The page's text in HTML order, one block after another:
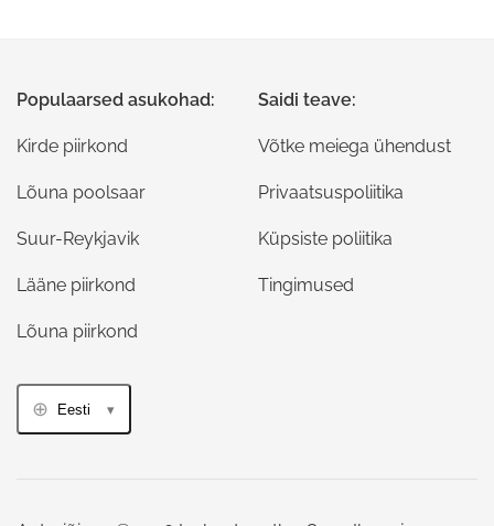
Populaarsed asukohad:
Kirde piirkond
Lõuna poolsaar
Suur-Reykjavik
Lääne piirkond
Lõuna piirkond
Saidi teave:
Võtke meiega ühendust
Privaatsuspoliitika
Küpsiste poliitika
Tingimused
Eesti